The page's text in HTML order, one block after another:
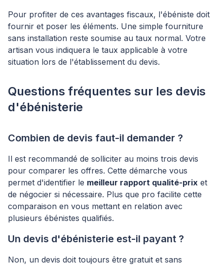
Pour profiter de ces avantages fiscaux, l'ébéniste doit
fournir et poser les éléments. Une simple fourniture
sans installation reste soumise au taux normal. Votre
artisan vous indiquera le taux applicable à votre
situation lors de l'établissement du devis.
Questions fréquentes sur les devis
d'ébénisterie
Combien de devis faut-il demander ?
Il est recommandé de solliciter au moins trois devis
pour comparer les offres. Cette démarche vous
permet d'identifier le meilleur rapport qualité-prix et
de négocier si nécessaire. Plus que pro facilite cette
comparaison en vous mettant en relation avec
plusieurs ébénistes qualifiés.
Un devis d'ébénisterie est-il payant ?
Non, un devis doit toujours être gratuit et sans